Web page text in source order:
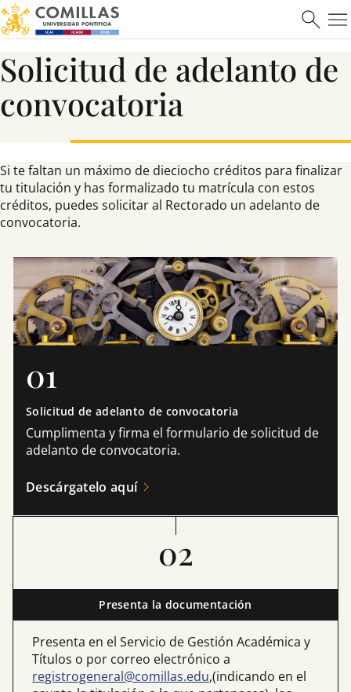
Solicitud de adelanto de
convocatoria
Si te faltan un máximo de dieciocho créditos para finalizar
tu titulación y has formalizado tu matrícula con estos
créditos, puedes solicitar al Rectorado un adelanto de
convocatoria.
01
Solicitud de adelanto de convocatoria
Cumplimenta y firma el formulario de solicitud de
adelanto de convocatoria.
Descárgatelo aquí
02
Presenta la documentación
Presenta en el Servicio de Gestión Académica y
Títulos o por correo electrónico a
registrogeneral@comillas.edu,(indicando en el